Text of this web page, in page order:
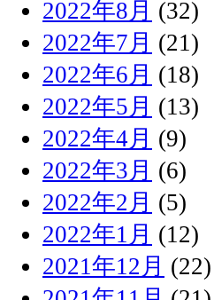
2022年8月 (32)
2022年7月 (21)
2022年6月 (18)
2022年5月 (13)
2022年4月 (9)
2022年3月 (6)
2022年2月 (5)
2022年1月 (12)
2021年12月 (22)